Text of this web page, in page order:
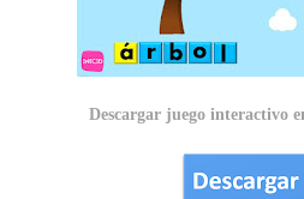
Descargar juego interactivo